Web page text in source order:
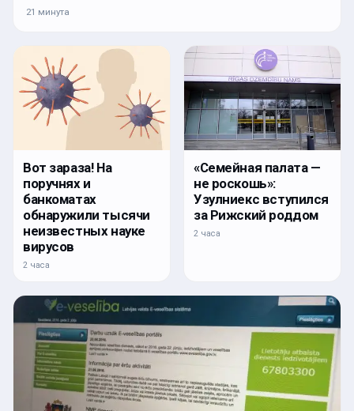
21 минута
Вот зараза! На
поручнях и
банкоматах
обнаружили тысячи
неизвестных науке
вирусов
2 часа
«Семейная палата —
не роскошь»:
Узулниекс вступился
за Рижский роддом
2 часа